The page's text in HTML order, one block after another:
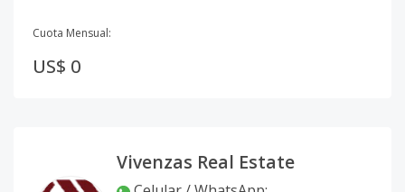
Cuota Mensual:
US$ 0
Vivenzas Real Estate